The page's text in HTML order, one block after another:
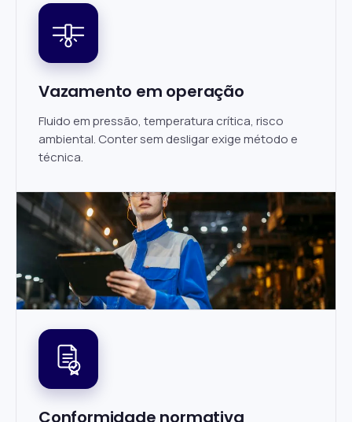
Vazamento em operação
Fluido em pressão, temperatura crítica, risco
ambiental. Conter sem desligar exige método e
técnica.
Conformidade normativa